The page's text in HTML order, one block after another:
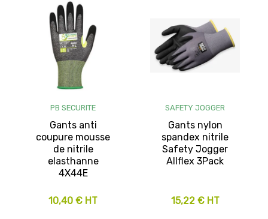
PB SECURITE
Gants anti
coupure mousse
de nitrile
elasthanne
4X44E
10,40 € HT
SAFETY JOGGER
Gants nylon
spandex nitrile
Safety Jogger
Allflex 3Pack
15,22 € HT